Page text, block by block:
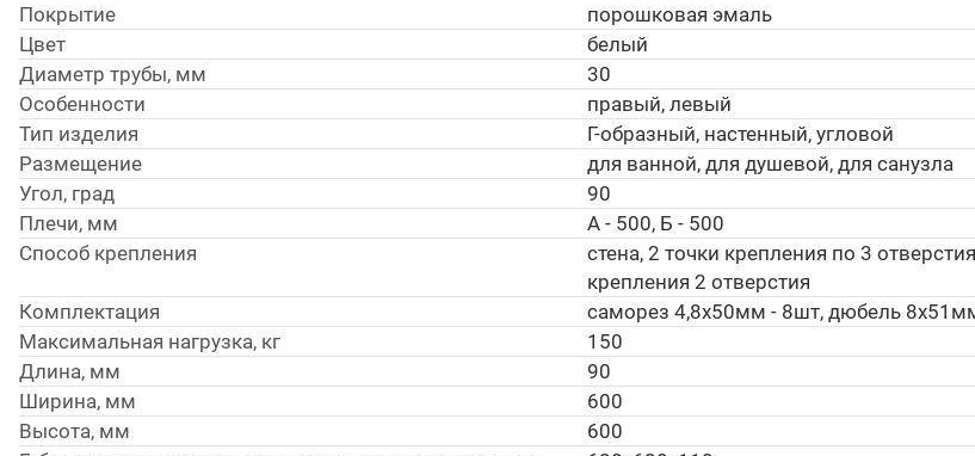
Покрытие
порошковая эмаль
Цвет
белый
Диаметр трубы, мм
30
Особенности
правый, левый
Тип изделия
Г-образный, настенный, угловой
Размещение
для ванной, для душевой, для санузла
Угол, град
90
Плечи, мм
А - 500, Б - 500
Способ крепления
стена, 2 точки крепления по 3
крепления 2 отверстия
Комплектация
саморез 4,8х50мм - 8шт, дюбель
Максимальная нагрузка, кг
150
Длина, мм
90
Ширина, мм
600
Высота, мм
600